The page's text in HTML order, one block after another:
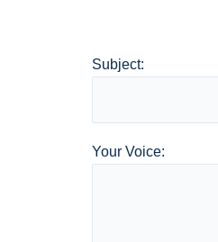
Subject:
Your Voice: